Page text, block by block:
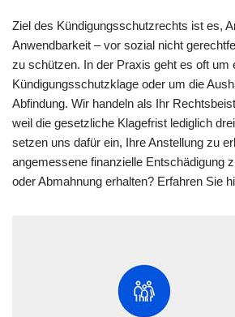
Ziel des Kündigungsschutzrechts ist es,
Anwendbarkeit – vor sozial nicht
zu schützen. In der Praxis geht es oft um
Kündigungsschutzklage oder um die
Abfindung. Wir handeln als Ihr
weil die gesetzliche Klagefrist lediglich
setzen uns dafür ein, Ihre Anstellung zu
angemessene finanzielle Entschädigung
oder Abmahnung erhalten? Erfahren Sie